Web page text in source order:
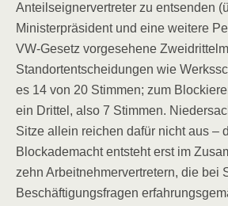
Anteilseignervertreter zu entsenden
Ministerpräsident und eine weitere
VW-Gesetz vorgesehene
Standortentscheidungen wie
es 14 von 20 Stimmen; zum
ein Drittel, also 7 Stimmen.
Sitze allein reichen dafür nicht aus –
Blockademacht entsteht erst im
zehn Arbeitnehmervertretern, die bei
Beschäftigungsfragen